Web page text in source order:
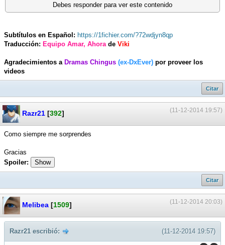
Debes responder para ver este contenido
Subtítulos en Español: https://1fichier.com/?72wdjyn8qp
Traducción: Equipo Amar, Ahorade Viki
Agradecimientos a Dramas Chingus (ex-DxEver) por proveer los
videos
Citar
(11-12-2014 19:57)
Razr21 [392]
Como siempre me sorprendes
Gracias
Spoiler:
Show
Citar
(11-12-2014 20:03)
Melibea [1509]
(11-12-2014 19:57)
Razr21 escribió: